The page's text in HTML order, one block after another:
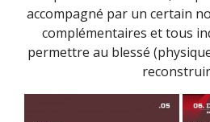
accompagné par un certain
complémentaires et tous
permettre au blessé